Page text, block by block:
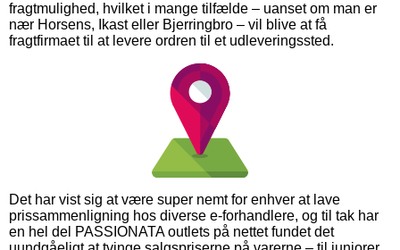
fragtmulighed, hvilket i mange tilfælde – uanset om man er
nær Horsens, Ikast eller Bjerringbro – vil blive at få
fragtfirmaet til at levere ordren til et udleveringssted.
Det har vist sig at være super nemt for enhver at lave
prissammenligning hos diverse e-forhandlere, og til tak har
en hel del PASSIONATA outlets på nettet fundet det